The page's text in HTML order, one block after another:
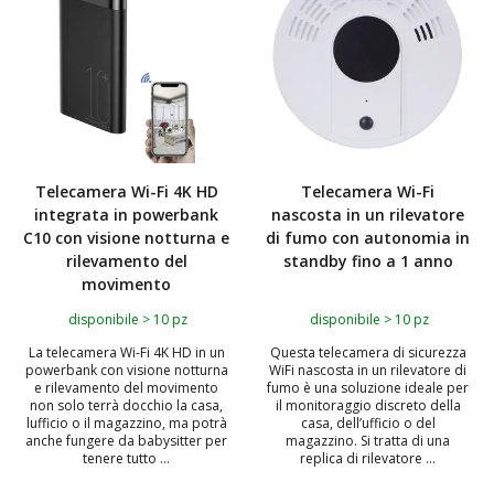
Telecamera Wi-Fi 4K HD
integrata in powerbank
C10 con visione notturna e
rilevamento del
movimento
disponibile > 10 pz
La telecamera Wi-Fi 4K HD in un
powerbank con visione notturna
e rilevamento del movimento
non solo terrà docchio la casa,
lufficio o il magazzino, ma potrà
anche fungere da babysitter per
tenere tutto ...
Telecamera Wi-Fi
nascosta in un rilevatore
di fumo con autonomia in
standby fino a 1 anno
disponibile > 10 pz
Questa telecamera di sicurezza
WiFi nascosta in un rilevatore di
fumo è una soluzione ideale per
il monitoraggio discreto della
casa, dell’ufficio o del
magazzino. Si tratta di una
replica di rilevatore ...